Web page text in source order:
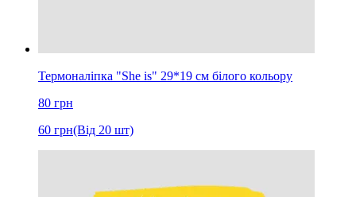
Термоналіпка "She is" 29*19 см білого кольору
80 грн
60 грн(Від 20 шт)